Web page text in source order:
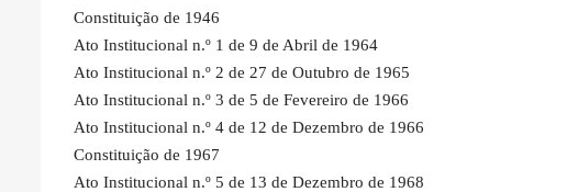
Constituição de 1946
Ato Institucional n.º 1 de 9 de Abril de 1964
Ato Institucional n.º 2 de 27 de Outubro de 1965
Ato Institucional n.º 3 de 5 de Fevereiro de 1966
Ato Institucional n.º 4 de 12 de Dezembro de 1966
Constituição de 1967
Ato Institucional n.º 5 de 13 de Dezembro de 1968